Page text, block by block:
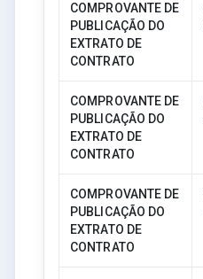
COMPROVANTE DE
PUBLICAÇÃO DO
EXTRATO DE
CONTRATO
COMPROVANTE DE
PUBLICAÇÃO DO
EXTRATO DE
CONTRATO
COMPROVANTE DE
PUBLICAÇÃO DO
EXTRATO DE
CONTRATO